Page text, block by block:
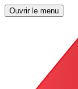
Ouvrir le menu